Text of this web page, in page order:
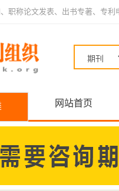
职称论文发表、出书专著、专利
网站首页